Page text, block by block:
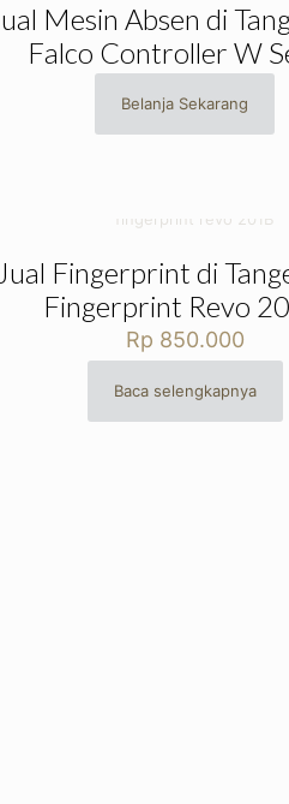
Mesin Absen di
Falco Controller W
Belanja Sekarang
Jual Fingerprint di
Fingerprint Revo
Rp 850.000
Baca selengkapnya